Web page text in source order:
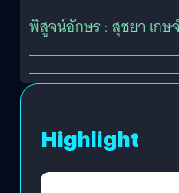
พิสูจน์อักษร : สุชยา เกษ
Highlight